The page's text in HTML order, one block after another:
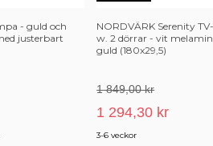
- guld och
justerbart
NORDVÄRK Serenity
w. 2 dörrar - vit
guld (180x29,5)
1 849,00 kr
1 294,30 kr
3-6 veckor